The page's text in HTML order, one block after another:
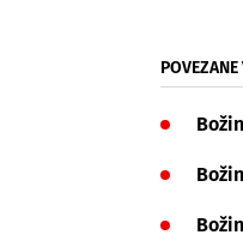
POVEZANE